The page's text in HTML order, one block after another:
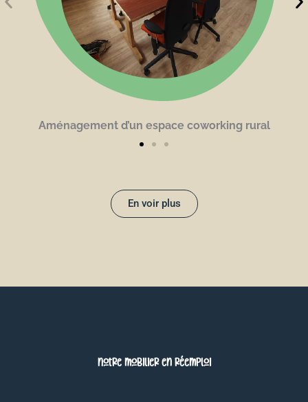
Aménagement d’un espace coworking rural
En voir plus
Notre mobilier en réemploi